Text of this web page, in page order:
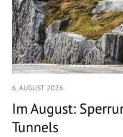
6. AUGUST 2026
Im August:
Tunnels